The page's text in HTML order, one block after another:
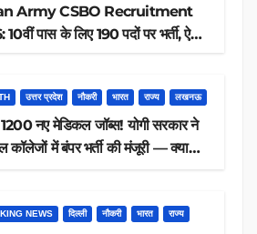
Army CSBO Recruitment
पास के लिए 190 पदों पर भर्ती, ऐसे
उत्तर प्रदेश नौकरी भारत राज्य लखनऊ
नए मेडिकल जॉब्स! योगी सरकार ने
कॉलेजों में बंपर भर्ती की मंजूरी — क्या
NEWS दिल्ली नौकरी भारत राज्य